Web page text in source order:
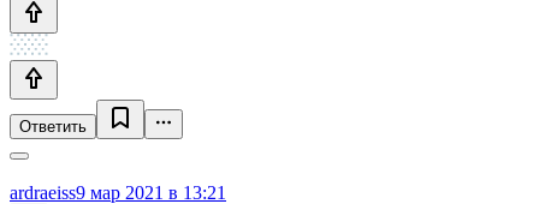
Ответить
ardraeiss9 мар 2021 в 13:21